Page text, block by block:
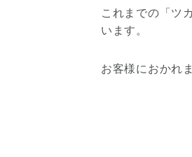
これまでの「ツ
います。
お客様におかれ